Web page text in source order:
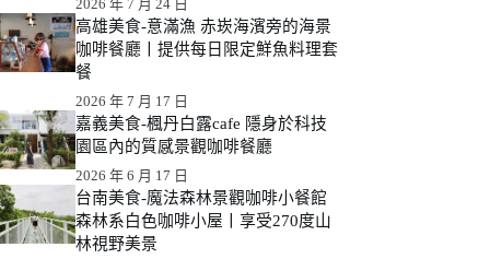
2026 年 7 月 24 日
高雄美食-意滿漁 赤崁海濱旁的海景
咖啡餐廳丨提供每日限定鮮魚料理套
餐
2026 年 7 月 17 日
嘉義美食-楓丹白露cafe 隱身於科技
園區內的質感景觀咖啡餐廳
2026 年 6 月 17 日
台南美食-魔法森林景觀咖啡小餐館
森林系白色咖啡小屋丨享受270度山
林視野美景